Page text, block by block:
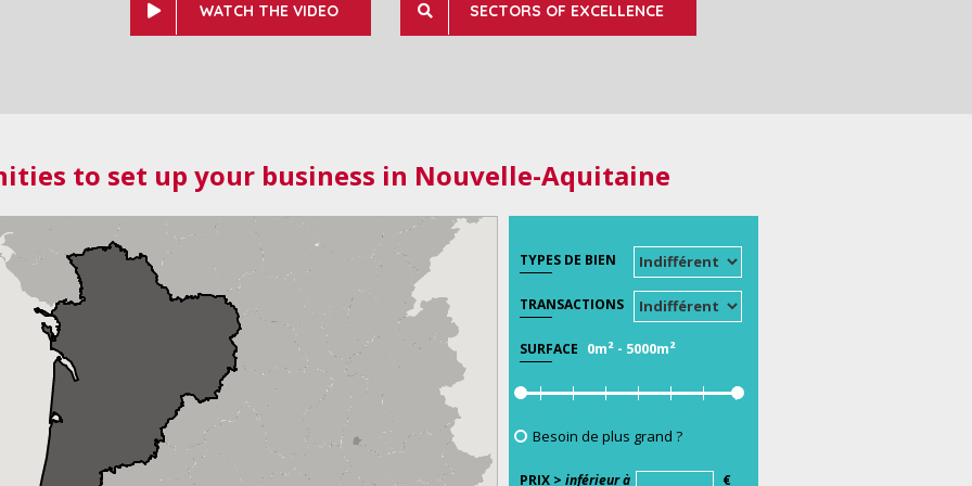
WATCH THE VIDEO SECTORS OF EXCELLENCE
to set up your business in Nouvelle-Aquitaine
TYPES DE BIEN
TRANSACTIONS
SURFACE 0m² - 5000m²
Besoin de plus grand ?
PRIX > inférieur à €